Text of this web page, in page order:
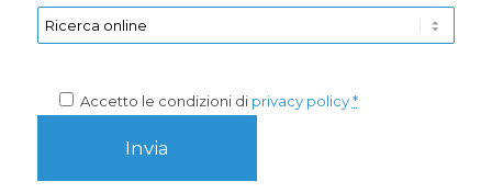
Accetto le condizioni di privacy policy *